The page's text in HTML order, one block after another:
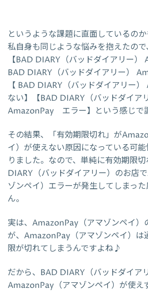
というような課題に直面しているの
私自身も同じような悩みを抱えたの
【BAD DIARY（バッドダイアリー
BAD DIARY（バッドダイアリー）
【 BAD DIARY（バッドダイアリー
ない】【BAD DIARY（バッドダイアリ
AmazonPay エラー】という感じで
その結果、「有効期限切れ」が
イ）が使えない原因になっている可
りました。なので、単純に有効期限
DIARY（バッドダイアリー）のお店
ゾンペイ）エラーが発生してしまっ
ん。
実は、AmazonPay（アマゾンペイ）
が、AmazonPay（アマゾンペイ）は
限が切れてしまうんですよね♪
だから、BAD DIARY（バッドダイア
AmazonPay（アマゾンペイ）が使え